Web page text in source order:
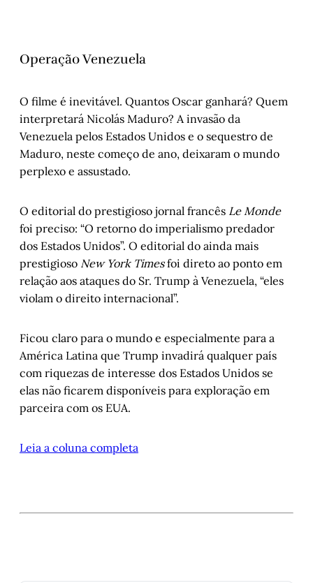
Operação Venezuela
O filme é inevitável. Quantos Oscar ganhará? Quem
interpretará Nicolás Maduro? A invasão da
Venezuela pelos Estados Unidos e o sequestro de
Maduro, neste começo de ano, deixaram o mundo
perplexo e assustado.
O editorial do prestigioso jornal francês Le Monde
foi preciso: “O retorno do imperialismo predador
dos Estados Unidos”. O editorial do ainda mais
prestigioso New York Timesfoi direto ao ponto em
relação aos ataques do Sr. Trump à Venezuela, “eles
violam o direito internacional”.
Ficou claro para o mundo e especialmente para a
América Latina que Trump invadirá qualquer país
com riquezas de interesse dos Estados Unidos se
elas não ficarem disponíveis para exploração em
parceira com os EUA.
Leia a coluna completa